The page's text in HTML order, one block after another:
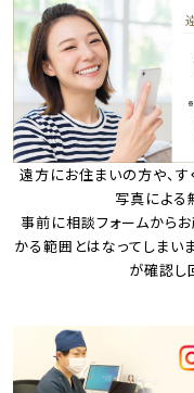
遠方にお住まいの方や、す
写真による
事前に相談フォームから
かる範囲とはなってしまい
が確認し